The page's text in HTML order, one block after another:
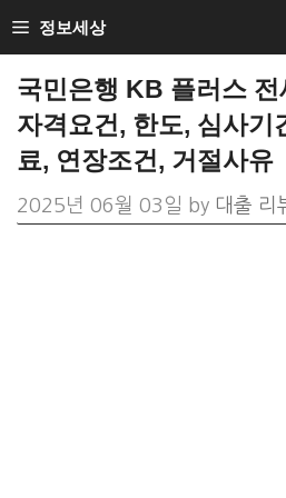
Skip
to
content
정보세상
국민은행 KB 플러스
자격요건, 한도, 심사기
료, 연장조건, 거절사유
2025년 06월 03일 by 대출 리